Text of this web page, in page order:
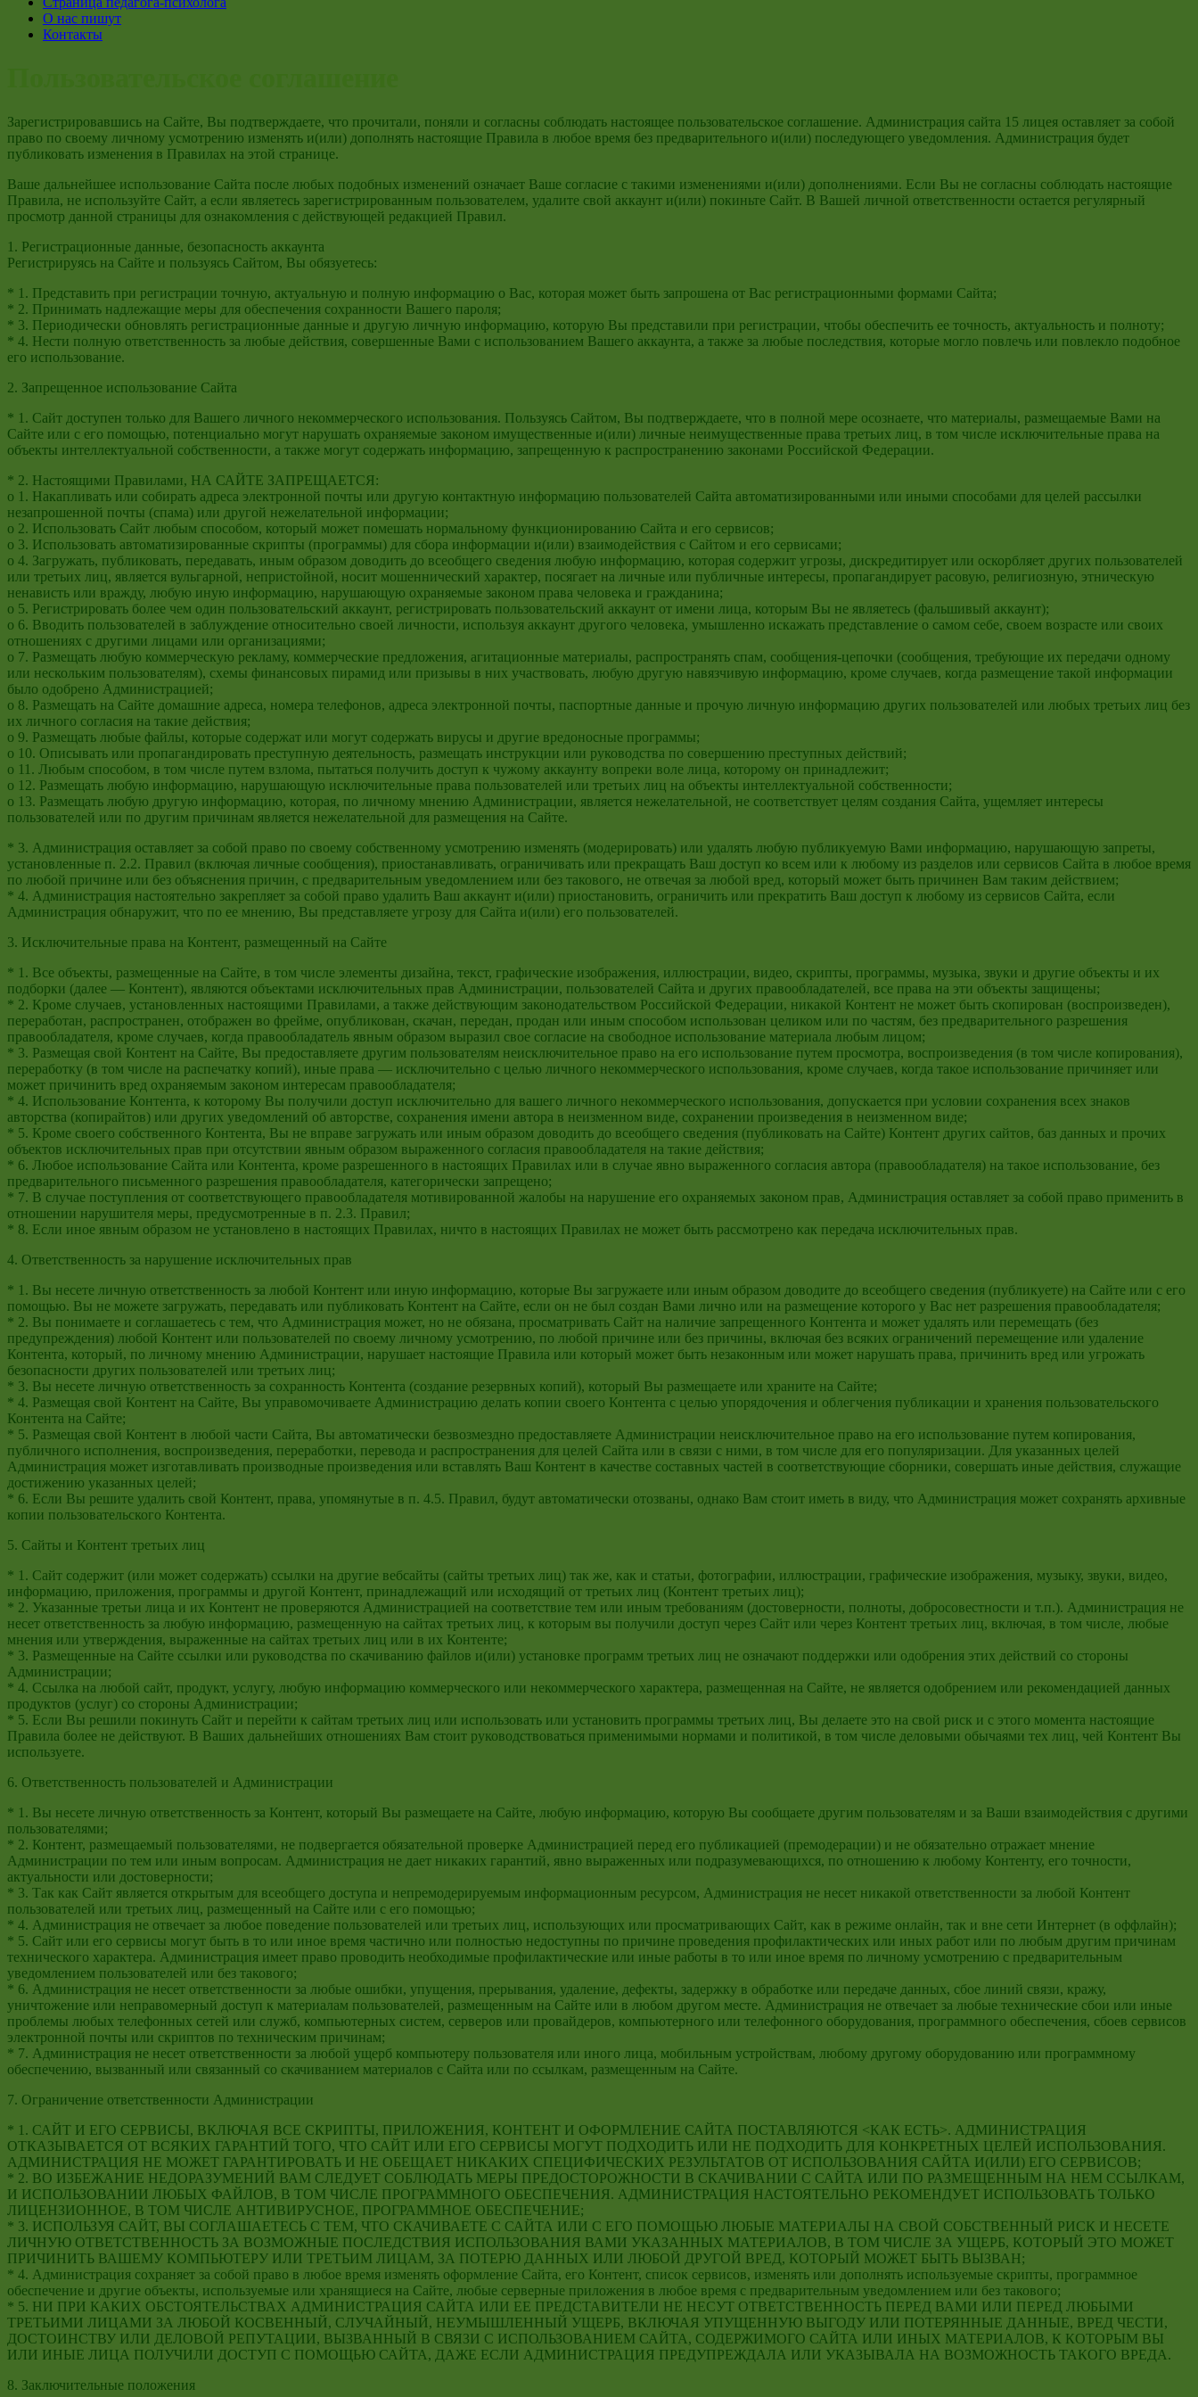
О нас пишут
Контакты
Зарегистрировавшись на Сайте, Вы подтверждаете, что прочитали, поняли и согласны соблюдать настоящее пользовательское соглашение. Администрация сайта 15 лицея оставляет за собой
право по своему личному усмотрению изменять и(или) дополнять настоящие Правила в любое время без предварительного и(или) последующего уведомления. Администрация будет
публиковать изменения в Правилах на этой странице.
Ваше дальнейшее использование Сайта после любых подобных изменений означает Ваше согласие с такими изменениями и(или) дополнениями. Если Вы не согласны соблюдать настоящие
Правила, не используйте Сайт, а если являетесь зарегистрированным пользователем, удалите свой аккаунт и(или) покиньте Сайт. В Вашей личной ответственности остается регулярный
просмотр данной страницы для ознакомления с действующей редакцией Правил.
1. Регистрационные данные, безопасность аккаунта
Регистрируясь на Сайте и пользуясь Сайтом, Вы обязуетесь:
* 1. Представить при регистрации точную, актуальную и полную информацию о Вас, которая может быть запрошена от Вас регистрационными формами Сайта;
* 2. Принимать надлежащие меры для обеспечения сохранности Вашего пароля;
* 3. Периодически обновлять регистрационные данные и другую личную информацию, которую Вы представили при регистрации, чтобы обеспечить ее точность, актуальность и полноту;
* 4. Нести полную ответственность за любые действия, совершенные Вами с использованием Вашего аккаунта, а также за любые последствия, которые могло повлечь или повлекло подобное
его использование.
2. Запрещенное использование Сайта
* 1. Сайт доступен только для Вашего личного некоммерческого использования. Пользуясь Сайтом, Вы подтверждаете, что в полной мере осознаете, что материалы, размещаемые Вами на
Сайте или с его помощью, потенциально могут нарушать охраняемые законом имущественные и(или) личные неимущественные права третьих лиц, в том числе исключительные права на
объекты интеллектуальной собственности, а также могут содержать информацию, запрещенную к распространению законами Российской Федерации.
* 2. Настоящими Правилами, НА САЙТЕ ЗАПРЕЩАЕТСЯ:
o 1. Накапливать или собирать адреса электронной почты или другую контактную информацию пользователей Сайта автоматизированными или иными способами для целей рассылки
незапрошенной почты (спама) или другой нежелательной информации;
o 2. Использовать Сайт любым способом, который может помешать нормальному функционированию Сайта и его сервисов;
o 3. Использовать автоматизированные скрипты (программы) для сбора информации и(или) взаимодействия с Сайтом и его сервисами;
o 4. Загружать, публиковать, передавать, иным образом доводить до всеобщего сведения любую информацию, которая содержит угрозы, дискредитирует или оскорбляет других пользователей
или третьих лиц, является вульгарной, непристойной, носит мошеннический характер, посягает на личные или публичные интересы, пропагандирует расовую, религиозную, этническую
ненависть или вражду, любую иную информацию, нарушающую охраняемые законом права человека и гражданина;
o 5. Регистрировать более чем один пользовательский аккаунт, регистрировать пользовательский аккаунт от имени лица, которым Вы не являетесь (фальшивый аккаунт);
o 6. Вводить пользователей в заблуждение относительно своей личности, используя аккаунт другого человека, умышленно искажать представление о самом себе, своем возрасте или своих
отношениях с другими лицами или организациями;
o 7. Размещать любую коммерческую рекламу, коммерческие предложения, агитационные материалы, распространять спам, сообщения-цепочки (сообщения, требующие их передачи одному
или нескольким пользователям), схемы финансовых пирамид или призывы в них участвовать, любую другую навязчивую информацию, кроме случаев, когда размещение такой информации
было одобрено Администрацией;
o 8. Размещать на Сайте домашние адреса, номера телефонов, адреса электронной почты, паспортные данные и прочую личную информацию других пользователей или любых третьих лиц без
их личного согласия на такие действия;
o 9. Размещать любые файлы, которые содержат или могут содержать вирусы и другие вредоносные программы;
o 10. Описывать или пропагандировать преступную деятельность, размещать инструкции или руководства по совершению преступных действий;
o 11. Любым способом, в том числе путем взлома, пытаться получить доступ к чужому аккаунту вопреки воле лица, которому он принадлежит;
o 12. Размещать любую информацию, нарушающую исключительные права пользователей или третьих лиц на объекты интеллектуальной собственности;
o 13. Размещать любую другую информацию, которая, по личному мнению Администрации, является нежелательной, не соответствует целям создания Сайта, ущемляет интересы
пользователей или по другим причинам является нежелательной для размещения на Сайте.
* 3. Администрация оставляет за собой право по своему собственному усмотрению изменять (модерировать) или удалять любую публикуемую Вами информацию, нарушающую запреты,
установленные п. 2.2. Правил (включая личные сообщения), приостанавливать, ограничивать или прекращать Ваш доступ ко всем или к любому из разделов или сервисов Сайта в любое время
по любой причине или без объяснения причин, с предварительным уведомлением или без такового, не отвечая за любой вред, который может быть причинен Вам таким действием;
* 4. Администрация настоятельно закрепляет за собой право удалить Ваш аккаунт и(или) приостановить, ограничить или прекратить Ваш доступ к любому из сервисов Сайта, если
Администрация обнаружит, что по ее мнению, Вы представляете угрозу для Сайта и(или) его пользователей.
3. Исключительные права на Контент, размещенный на Сайте
* 1. Все объекты, размещенные на Сайте, в том числе элементы дизайна, текст, графические изображения, иллюстрации, видео, скрипты, программы, музыка, звуки и другие объекты и их
подборки (далее — Контент), являются объектами исключительных прав Администрации, пользователей Сайта и других правообладателей, все права на эти объекты защищены;
* 2. Кроме случаев, установленных настоящими Правилами, а также действующим законодательством Российской Федерации, никакой Контент не может быть скопирован (воспроизведен),
переработан, распространен, отображен во фрейме, опубликован, скачан, передан, продан или иным способом использован целиком или по частям, без предварительного разрешения
правообладателя, кроме случаев, когда правообладатель явным образом выразил свое согласие на свободное использование материала любым лицом;
* 3. Размещая свой Контент на Сайте, Вы предоставляете другим пользователям неисключительное право на его использование путем просмотра, воспроизведения (в том числе копирования),
переработку (в том числе на распечатку копий), иные права — исключительно с целью личного некоммерческого использования, кроме случаев, когда такое использование причиняет или
может причинить вред охраняемым законом интересам правообладателя;
* 4. Использование Контента, к которому Вы получили доступ исключительно для вашего личного некоммерческого использования, допускается при условии сохранения всех знаков
авторства (копирайтов) или других уведомлений об авторстве, сохранения имени автора в неизменном виде, сохранении произведения в неизменном виде;
* 5. Кроме своего собственного Контента, Вы не вправе загружать или иным образом доводить до всеобщего сведения (публиковать на Сайте) Контент других сайтов, баз данных и прочих
объектов исключительных прав при отсутствии явным образом выраженного согласия правообладателя на такие действия;
* 6. Любое использование Сайта или Контента, кроме разрешенного в настоящих Правилах или в случае явно выраженного согласия автора (правообладателя) на такое использование, без
предварительного письменного разрешения правообладателя, категорически запрещено;
* 7. В случае поступления от соответствующего правообладателя мотивированной жалобы на нарушение его охраняемых законом прав, Администрация оставляет за собой право применить в
отношении нарушителя меры, предусмотренные в п. 2.3. Правил;
* 8. Если иное явным образом не установлено в настоящих Правилах, ничто в настоящих Правилах не может быть рассмотрено как передача исключительных прав.
4. Ответственность за нарушение исключительных прав
* 1. Вы несете личную ответственность за любой Контент или иную информацию, которые Вы загружаете или иным образом доводите до всеобщего сведения (публикуете) на Сайте или с его
помощью. Вы не можете загружать, передавать или публиковать Контент на Сайте, если он не был создан Вами лично или на размещение которого у Вас нет разрешения правообладателя;
* 2. Вы понимаете и соглашаетесь с тем, что Администрация может, но не обязана, просматривать Сайт на наличие запрещенного Контента и может удалять или перемещать (без
предупреждения) любой Контент или пользователей по своему личному усмотрению, по любой причине или без причины, включая без всяких ограничений перемещение или удаление
Контента, который, по личному мнению Администрации, нарушает настоящие Правила или который может быть незаконным или может нарушать права, причинить вред или угрожать
безопасности других пользователей или третьих лиц;
* 3. Вы несете личную ответственность за сохранность Контента (создание резервных копий), который Вы размещаете или храните на Сайте;
* 4. Размещая свой Контент на Сайте, Вы управомочиваете Администрацию делать копии своего Контента с целью упорядочения и облегчения публикации и хранения пользовательского
Контента на Сайте;
* 5. Размещая свой Контент в любой части Сайта, Вы автоматически безвозмездно предоставляете Администрации неисключительное право на его использование путем копирования,
публичного исполнения, воспроизведения, переработки, перевода и распространения для целей Сайта или в связи с ними, в том числе для его популяризации. Для указанных целей
Администрация может изготавливать производные произведения или вставлять Ваш Контент в качестве составных частей в соответствующие сборники, совершать иные действия, служащие
достижению указанных целей;
* 6. Если Вы решите удалить свой Контент, права, упомянутые в п. 4.5. Правил, будут автоматически отозваны, однако Вам стоит иметь в виду, что Администрация может сохранять архивные
копии пользовательского Контента.
5. Сайты и Контент третьих лиц
* 1. Сайт содержит (или может содержать) ссылки на другие вебсайты (сайты третьих лиц) так же, как и статьи, фотографии, иллюстрации, графические изображения, музыку, звуки, видео,
информацию, приложения, программы и другой Контент, принадлежащий или исходящий от третьих лиц (Контент третьих лиц);
* 2. Указанные третьи лица и их Контент не проверяются Администрацией на соответствие тем или иным требованиям (достоверности, полноты, добросовестности и т.п.). Администрация не
несет ответственность за любую информацию, размещенную на сайтах третьих лиц, к которым вы получили доступ через Сайт или через Контент третьих лиц, включая, в том числе, любые
мнения или утверждения, выраженные на сайтах третьих лиц или в их Контенте;
* 3. Размещенные на Сайте ссылки или руководства по скачиванию файлов и(или) установке программ третьих лиц не означают поддержки или одобрения этих действий со стороны
Администрации;
* 4. Ссылка на любой сайт, продукт, услугу, любую информацию коммерческого или некоммерческого характера, размещенная на Сайте, не является одобрением или рекомендацией данных
продуктов (услуг) со стороны Администрации;
* 5. Если Вы решили покинуть Сайт и перейти к сайтам третьих лиц или использовать или установить программы третьих лиц, Вы делаете это на свой риск и с этого момента настоящие
Правила более не действуют. В Ваших дальнейших отношениях Вам стоит руководствоваться применимыми нормами и политикой, в том числе деловыми обычаями тех лиц, чей Контент Вы
используете.
6. Ответственность пользователей и Администрации
* 1. Вы несете личную ответственность за Контент, который Вы размещаете на Сайте, любую информацию, которую Вы сообщаете другим пользователям и за Ваши взаимодействия с другими
пользователями;
* 2. Контент, размещаемый пользователями, не подвергается обязательной проверке Администрацией перед его публикацией (премодерации) и не обязательно отражает мнение
Администрации по тем или иным вопросам. Администрация не дает никаких гарантий, явно выраженных или подразумевающихся, по отношению к любому Контенту, его точности,
актуальности или достоверности;
* 3. Так как Сайт является открытым для всеобщего доступа и непремодерируемым информационным ресурсом, Администрация не несет никакой ответственности за любой Контент
пользователей или третьих лиц, размещенный на Сайте или с его помощью;
* 4. Администрация не отвечает за любое поведение пользователей или третьих лиц, использующих или просматривающих Сайт, как в режиме онлайн, так и вне сети Интернет (в оффлайн);
* 5. Сайт или его сервисы могут быть в то или иное время частично или полностью недоступны по причине проведения профилактических или иных работ или по любым другим причинам
технического характера. Администрация имеет право проводить необходимые профилактические или иные работы в то или иное время по личному усмотрению с предварительным
уведомлением пользователей или без такового;
* 6. Администрация не несет ответственности за любые ошибки, упущения, прерывания, удаление, дефекты, задержку в обработке или передаче данных, сбое линий связи, кражу,
уничтожение или неправомерный доступ к материалам пользователей, размещенным на Cайте или в любом другом месте. Администрация не отвечает за любые технические сбои или иные
проблемы любых телефонных сетей или служб, компьютерных систем, серверов или провайдеров, компьютерного или телефонного оборудования, программного обеспечения, сбоев сервисов
электронной почты или скриптов по техническим причинам;
* 7. Администрация не несет ответственности за любой ущерб компьютеру пользователя или иного лица, мобильным устройствам, любому другому оборудованию или программному
обеспечению, вызванный или связанный со скачиванием материалов с Сайта или по ссылкам, размещенным на Сайте.
7. Ограничение ответственности Администрации
* 1. САЙТ И ЕГО СЕРВИСЫ, ВКЛЮЧАЯ ВСЕ СКРИПТЫ, ПРИЛОЖЕНИЯ, КОНТЕНТ И ОФОРМЛЕНИЕ САЙТА ПОСТАВЛЯЮТСЯ <КАК ЕСТЬ>. АДМИНИСТРАЦИЯ
ОТКАЗЫВАЕТСЯ ОТ ВСЯКИХ ГАРАНТИЙ ТОГО, ЧТО САЙТ ИЛИ ЕГО СЕРВИСЫ МОГУТ ПОДХОДИТЬ ИЛИ НЕ ПОДХОДИТЬ ДЛЯ КОНКРЕТНЫХ ЦЕЛЕЙ ИСПОЛЬЗОВАНИЯ.
АДМИНИСТРАЦИЯ НЕ МОЖЕТ ГАРАНТИРОВАТЬ И НЕ ОБЕЩАЕТ НИКАКИХ СПЕЦИФИЧЕСКИХ РЕЗУЛЬТАТОВ ОТ ИСПОЛЬЗОВАНИЯ САЙТА И(ИЛИ) ЕГО СЕРВИСОВ;
* 2. ВО ИЗБЕЖАНИЕ НЕДОРАЗУМЕНИЙ ВАМ СЛЕДУЕТ СОБЛЮДАТЬ МЕРЫ ПРЕДОСТОРОЖНОСТИ В СКАЧИВАНИИ С САЙТА ИЛИ ПО РАЗМЕЩЕННЫМ НА НЕМ ССЫЛКАМ,
И ИСПОЛЬЗОВАНИИ ЛЮБЫХ ФАЙЛОВ, В ТОМ ЧИСЛЕ ПРОГРАММНОГО ОБЕСПЕЧЕНИЯ. АДМИНИСТРАЦИЯ НАСТОЯТЕЛЬНО РЕКОМЕНДУЕТ ИСПОЛЬЗОВАТЬ ТОЛЬКО
ЛИЦЕНЗИОННОЕ, В ТОМ ЧИСЛЕ АНТИВИРУСНОЕ, ПРОГРАММНОЕ ОБЕСПЕЧЕНИЕ;
* 3. ИСПОЛЬЗУЯ САЙТ, ВЫ СОГЛАШАЕТЕСЬ С ТЕМ, ЧТО СКАЧИВАЕТЕ С САЙТА ИЛИ С ЕГО ПОМОЩЬЮ ЛЮБЫЕ МАТЕРИАЛЫ НА СВОЙ СОБСТВЕННЫЙ РИСК И НЕСЕТЕ
ЛИЧНУЮ ОТВЕТСТВЕННОСТЬ ЗА ВОЗМОЖНЫЕ ПОСЛЕДСТВИЯ ИСПОЛЬЗОВАНИЯ ВАМИ УКАЗАННЫХ МАТЕРИАЛОВ, В ТОМ ЧИСЛЕ ЗА УЩЕРБ, КОТОРЫЙ ЭТО МОЖЕТ
ПРИЧИНИТЬ ВАШЕМУ КОМПЬЮТЕРУ ИЛИ ТРЕТЬИМ ЛИЦАМ, ЗА ПОТЕРЮ ДАННЫХ ИЛИ ЛЮБОЙ ДРУГОЙ ВРЕД, КОТОРЫЙ МОЖЕТ БЫТЬ ВЫЗВАН;
* 4. Администрация сохраняет за собой право в любое время изменять оформление Сайта, его Контент, список сервисов, изменять или дополнять используемые скрипты, программное
обеспечение и другие объекты, используемые или хранящиеся на Сайте, любые серверные приложения в любое время с предварительным уведомлением или без такового;
* 5. НИ ПРИ КАКИХ ОБСТОЯТЕЛЬСТВАХ АДМИНИСТРАЦИЯ САЙТА ИЛИ ЕЕ ПРЕДСТАВИТЕЛИ НЕ НЕСУТ ОТВЕТСТВЕННОСТЬ ПЕРЕД ВАМИ ИЛИ ПЕРЕД ЛЮБЫМИ
ТРЕТЬИМИ ЛИЦАМИ ЗА ЛЮБОЙ КОСВЕННЫЙ, СЛУЧАЙНЫЙ, НЕУМЫШЛЕННЫЙ УЩЕРБ, ВКЛЮЧАЯ УПУЩЕННУЮ ВЫГОДУ ИЛИ ПОТЕРЯННЫЕ ДАННЫЕ, ВРЕД ЧЕСТИ,
ДОСТОИНСТВУ ИЛИ ДЕЛОВОЙ РЕПУТАЦИИ, ВЫЗВАННЫЙ В СВЯЗИ С ИСПОЛЬЗОВАНИЕМ САЙТА, СОДЕРЖИМОГО САЙТА ИЛИ ИНЫХ МАТЕРИАЛОВ, К КОТОРЫМ ВЫ
ИЛИ ИНЫЕ ЛИЦА ПОЛУЧИЛИ ДОСТУП С ПОМОЩЬЮ САЙТА, ДАЖЕ ЕСЛИ АДМИНИСТРАЦИЯ ПРЕДУПРЕЖДАЛА ИЛИ УКАЗЫВАЛА НА ВОЗМОЖНОСТЬ ТАКОГО ВРЕДА.
8. Заключительные положения